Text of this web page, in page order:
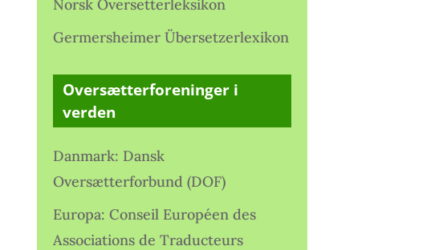
Norsk Oversetterleksikon
Germersheimer Übersetzerlexikon
Oversætterforeninger i
verden
Danmark: Dansk
Oversætterforbund (DOF)
Europa: Conseil Européen des
Associations de Traducteurs